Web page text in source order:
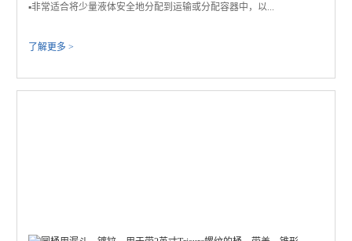
▪️非常适合将少量液体安全地分配到运输或分配容器中，以...
了解更多 >